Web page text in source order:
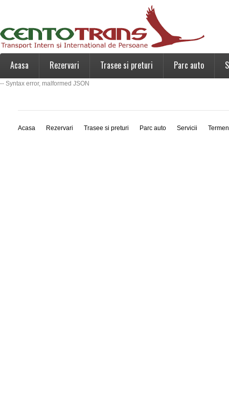
Acasa Rezervari Trasee si preturi Parc auto
-- Syntax error, malformed JSON
Acasa Rezervari Trasee si preturi Parc auto Servicii